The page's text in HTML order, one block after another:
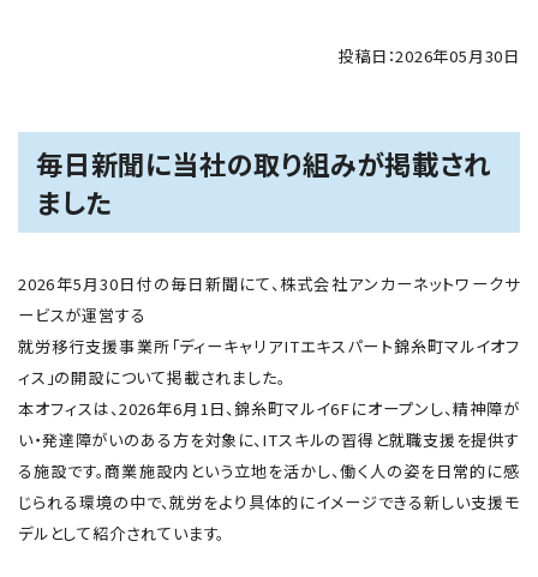
投稿日：2026年05月30日
毎日新聞に当社の取り組みが掲載され
ました
2026年5月30日付の毎日新聞にて、株式会社アンカーネットワークサ
ービスが運営する
就労移行支援事業所「ディーキャリアITエキスパート錦糸町マルイオフ
ィス」の開設について掲載されました。
本オフィスは、2026年6月1日、錦糸町マルイ6Fにオープンし、精神障が
い・発達障がいのある方を対象に、ITスキルの習得と就職支援を提供す
る施設です。商業施設内という立地を活かし、働く人の姿を日常的に感
じられる環境の中で、就労をより具体的にイメージできる新しい支援モ
デルとして紹介されています。